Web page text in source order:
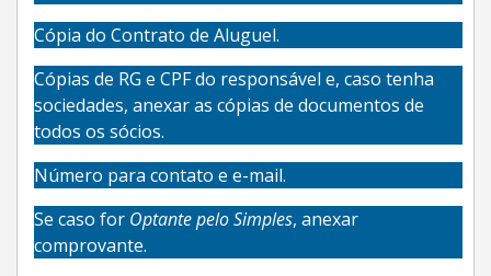
Cópia do Contrato de Aluguel.
Cópias de RG e CPF do responsável e, caso tenha
sociedades, anexar as cópias de documentos de
todos os sócios.
Número para contato e e-mail.
Se caso for Optante pelo Simples, anexar
comprovante.